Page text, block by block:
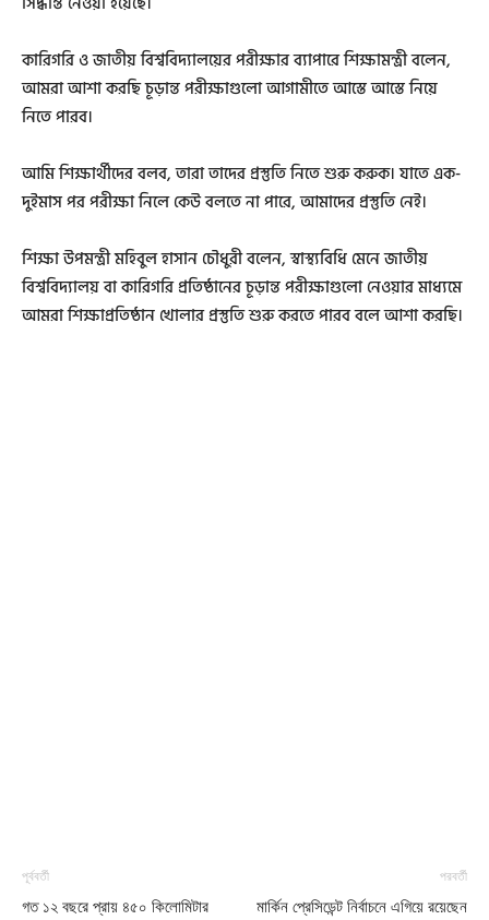
কারিগরি ও জাতীয় বিশ্ববিদ্যালয়ের পরীক্ষার ব্যাপারে শিক্ষামন্ত্রী বলেন,
আমরা আশা করছি চূড়ান্ত পরীক্ষাগুলো আগামীতে আস্তে আস্তে নিয়ে
নিতে পারব।
আমি শিক্ষার্থীদের বলব, তারা তাদের প্রস্তুতি নিতে শুরু করুক। যাতে এক-
দুইমাস পর পরীক্ষা নিলে কেউ বলতে না পারে, আমাদের প্রস্তুতি নেই।
শিক্ষা উপমন্ত্রী মহিবুল হাসান চৌধুরী বলেন, স্বাস্থ্যবিধি মেনে জাতীয়
বিশ্ববিদ্যালয় বা কারিগরি প্রতিষ্ঠানের চূড়ান্ত পরীক্ষাগুলো নেওয়ার মাধ্যমে
আমরা শিক্ষাপ্রতিষ্ঠান খোলার প্রস্তুতি শুরু করতে পারব বলে আশা করছি।
পূর্ববর্তী
গত ১২ বছরে প্রায় ৪৫০ কিলোমিটার
পরবর্তী
মার্কিন প্রেসিডেন্ট নির্বাচনে এগিয়ে রয়েছেন